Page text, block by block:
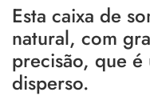
Esta caixa de
natural, com
precisão, que
disperso.